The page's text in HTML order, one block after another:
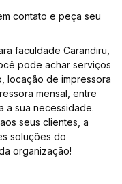
contato e peça seu
faculdade Carandiru,
pode achar serviços
locação de impressora
mensal, entre
a sua necessidade.
seus clientes, a
soluções do
organização!